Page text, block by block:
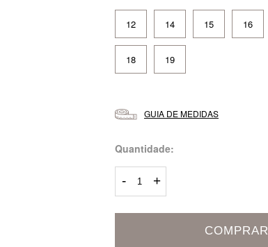
12 14 15 16
18 19
GUIA DE MEDIDAS
Quantidade:
- +
COMPRAR